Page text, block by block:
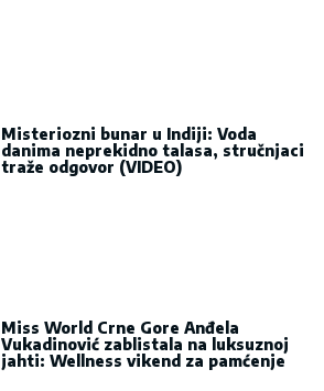
Misteriozni bunar u Indiji: Voda
danima neprekidno talasa, stručnjaci
traže odgovor (VIDEO)
Miss World Crne Gore Anđela
Vukadinović zablistala na luksuznoj
jahti: Wellness vikend za pamćenje